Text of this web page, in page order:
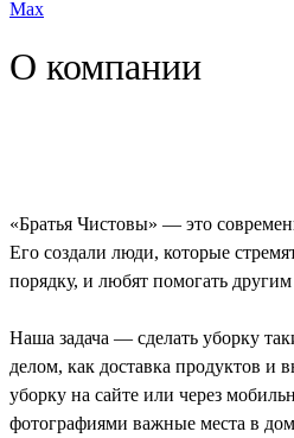
Max
О компании
«Братья Чистовы» — это
Его создали люди, которые
порядку, и любят помогать
Наша задача — сделать уборку
делом, как доставка продуктов и
уборку на сайте или через
фотографиями важные места в